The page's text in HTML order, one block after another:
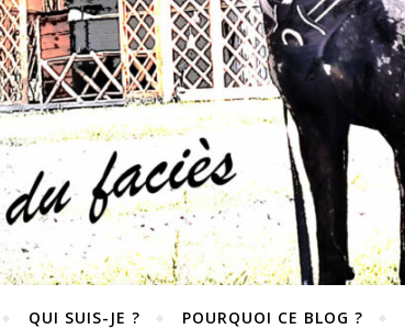
QUI SUIS-JE ? POURQUOI CE BLOG ?